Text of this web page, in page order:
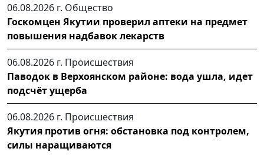
06.08.2026 г. Общество
Госкомцен Якутии проверил аптеки на предмет
повышения надбавок лекарств
06.08.2026 г. Происшествия
Паводок в Верхоянском районе: вода ушла, идет
подсчёт ущерба
06.08.2026 г. Происшествия
Якутия против огня: обстановка под контролем,
силы наращиваются